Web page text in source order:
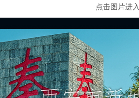
点击图片进